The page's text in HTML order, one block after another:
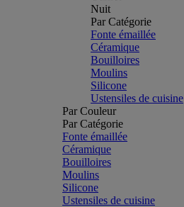
Nuit
Par Catégorie
Fonte émaillée
Céramique
Bouilloires
Moulins
Silicone
Ustensiles de cuisine
Par Couleur
Par Catégorie
Fonte émaillée
Céramique
Bouilloires
Moulins
Silicone
Ustensiles de cuisine